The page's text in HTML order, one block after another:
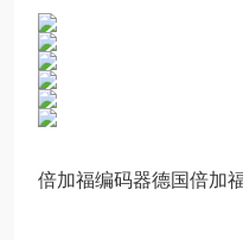
倍加福编码器德国倍加